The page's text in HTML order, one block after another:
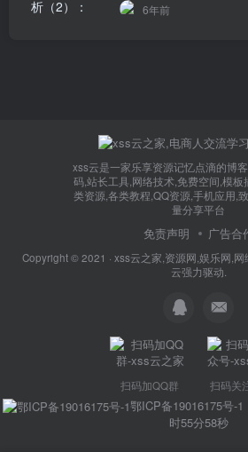
6年前
xss云是一家乐享资源记忆点滴的博
码,站长工具,网络技术,免费空间,模板
类资源,各类教程,QQ资源,手机应用,
量分享平台
免责声明 广告合
Copyright © 2021 · xss云之家,资源网,娱乐网,
云强力驱动.
扫码加QQ群 扫码关
鄂ICP备19016175号-1
时55分58秒